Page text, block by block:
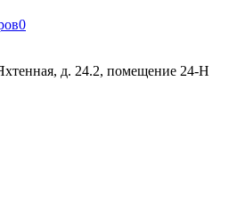
0
д. 24.2, помещение 24-Н